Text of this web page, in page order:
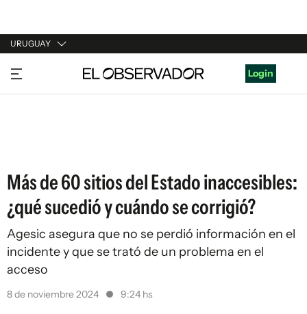
URUGUAY
URUGUAY
ARGENTINA
Login
Más de 60 sitios del Estado inaccesibles:
¿qué sucedió y cuándo se corrigió?
Agesic asegura que no se perdió información en el
incidente y que se trató de un problema en el
acceso
8 de noviembre 2024 9:24 hs